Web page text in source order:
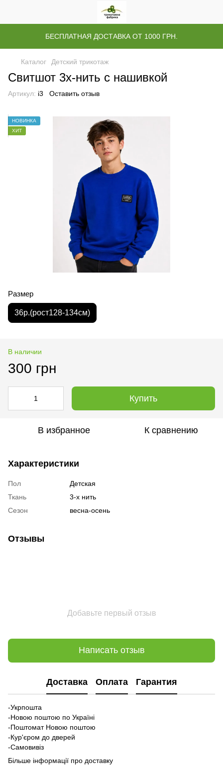
БЕСПЛАТНАЯ ДОСТАВКА ОТ 1000 ГРН.
Каталог Детский трикотаж
Свитшот 3х-нить с нашивкой
Артикул: і3 Оставить отзыв
НОВИНКА
ХИТ
Размер
36р.(рост128-134см)
В наличии
300 грн
Купить
В избранное К сравнению
Характеристики
Пол
Детская
Ткань
3-х нить
Сезон
весна-осень
Отзывы
Добавьте первый отзыв
Написать отзыв
Доставка Оплата Гарантия
-Укрпошта
-Новою поштою по Україні
-Поштомат Новою поштою
-Кур'єром до дверей
-Самовивіз
Більше інформації про доставку